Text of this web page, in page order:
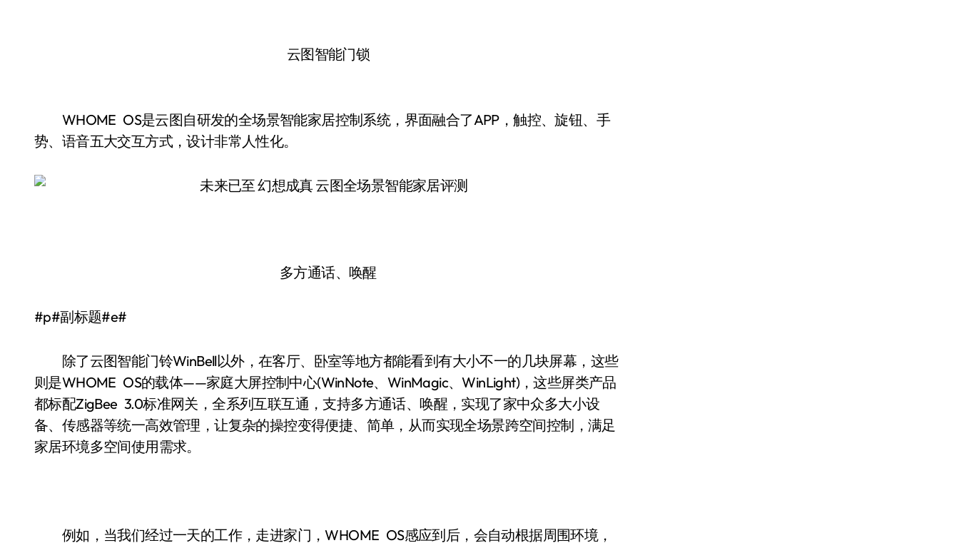
云图智能门锁
WHOME OS是云图自研发的全场景智能家居控制系统，界面融合了APP，触控、旋钮、手
势、语音五大交互方式，设计非常人性化。
多方通话、唤醒
#p#副标题#e#
除了云图智能门铃WinBell以外，在客厅、卧室等地方都能看到有大小不一的几块屏幕，这些
则是WHOME OS的载体——家庭大屏控制中心(WinNote、WinMagic、WinLight)，这些屏类产品
都标配ZigBee 3.0标准网关，全系列互联互通，支持多方通话、唤醒，实现了家中众多大小设
备、传感器等统一高效管理，让复杂的操控变得便捷、简单，从而实现全场景跨空间控制，满足
家居环境多空间使用需求。
例如，当我们经过一天的工作，走进家门，WHOME OS感应到后，会自动根据周围环境，